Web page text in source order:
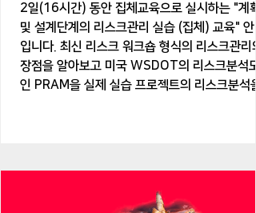
2일(16시간) 동안 집체교육으로 실시하는 "계획
및 설계단계의 리스크관리 실습 (집체) 교육" 안
입니다. 최신 리스크 워크숍 형식의 리스크관리의
장점을 알아보고 미국 WSDOT의 리스크분석도
인 PRAM을 실제 실습 프로젝트의 리스크분석